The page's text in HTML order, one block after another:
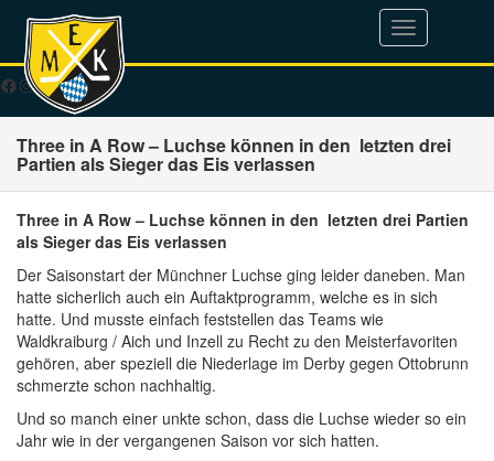
Toggle
navigation
Facebook
Instagram
YouTube
WhatsApp
TikTok
E-Mail
Three in A Row – Luchse können in den letzten drei
Partien als Sieger das Eis verlassen
Three in A Row – Luchse können in den letzten drei Partien
als Sieger das Eis verlassen
Der Saisonstart der Münchner Luchse ging leider daneben. Man
hatte sicherlich auch ein Auftaktprogramm, welche es in sich
hatte. Und musste einfach feststellen das Teams wie
Waldkraiburg / Aich und Inzell zu Recht zu den Meisterfavoriten
gehören, aber speziell die Niederlage im Derby gegen Ottobrunn
schmerzte schon nachhaltig.
Und so manch einer unkte schon, dass die Luchse wieder so ein
Jahr wie in der vergangenen Saison vor sich hatten.